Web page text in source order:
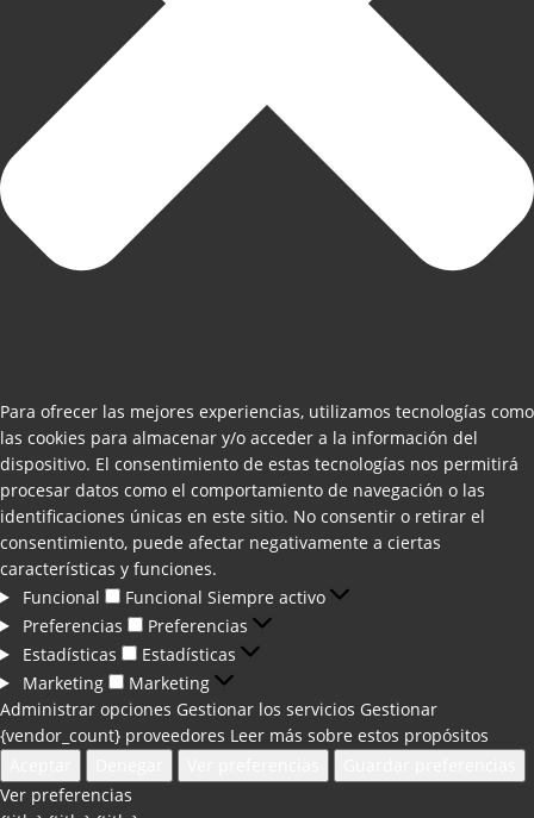
Para ofrecer las mejores experiencias, utilizamos tecnologías como
las cookies para almacenar y/o acceder a la información del
dispositivo. El consentimiento de estas tecnologías nos permitirá
procesar datos como el comportamiento de navegación o las
identificaciones únicas en este sitio. No consentir o retirar el
consentimiento, puede afectar negativamente a ciertas
características y funciones.
Funcional
Funcional Siempre activo
Preferencias
Preferencias
Estadísticas
Estadísticas
Marketing
Marketing
Administrar opciones Gestionar los servicios Gestionar
{vendor_count} proveedores Leer más sobre estos propósitos
Ver preferencias